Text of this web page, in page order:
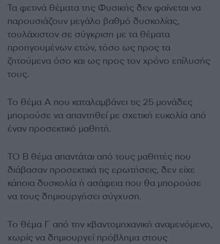
Τα φετινά θέματα της Φυσικής δεν φαίνεται να
παρουσιάζουν μεγάλο βαθμό δυσκολίας,
τουλάχιστον σε σύγκριση με τα θέματα
προηγουμένων ετών, τόσο ως προς τα
ζητούμενα όσο και ως προς τον χρόνο επίλυσής
τους.
Το θέμα Α που καταλαμβάνει τις 25 μονάδες
μπορούσε να απαντηθεί με σχετική ευκολία από
έναν προσεκτικό μαθητή.
ΤΟ Β θέμα απαντάται από τους μαθητές που
διάβασαν προσεκτικά τις ερωτήσεις, δεν είχε
κάποια δυσκολία ή ασάφεια που θα μπορούσε
να τους δημιουργήσει σύγχυση.
Το θέμα Γ από την κβαντομηχανική αναμενόμενο,
χωρίς να δημιουργεί πρόβλημα στους